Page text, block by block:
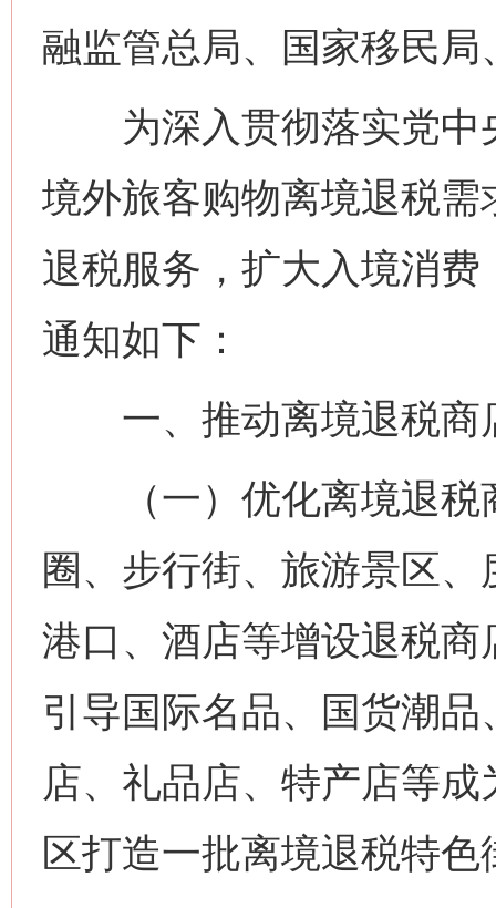
融监管总局、国家移民局
为深入贯彻落实党中
境外旅客购物离境退税
退税服务，扩大入境消
通知如下：
一、推动离境退税商
（一）优化离境退税
圈、步行街、旅游景区
港口、酒店等增设退税
引导国际名品、国货潮
店、礼品店、特产店等
区打造一批离境退税特色